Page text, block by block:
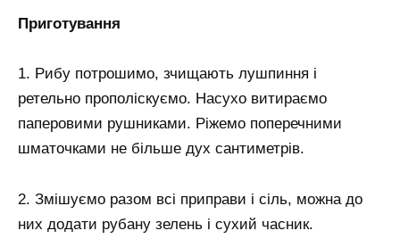
Приготування
1. Рибу потрошимо, зчищають лушпиння і
ретельно прополіскуємо. Насухо витираємо
паперовими рушниками. Ріжемо поперечними
шматочками не більше дух сантиметрів.
2. Змішуємо разом всі приправи і сіль, можна до
них додати рубану зелень і сухий часник.